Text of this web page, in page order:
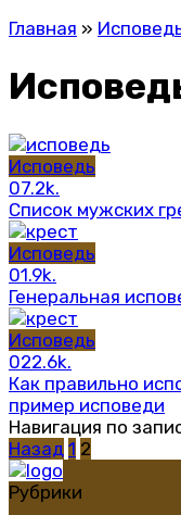
Главная »
Исповедь
07.2k.
Список мужских
Исповедь
01.9k.
Генеральная
Исповедь
022.6k.
Как правильно
пример исповеди
Навигация по
Назад 1 2
Рубрики